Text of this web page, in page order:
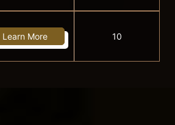
Learn More 10